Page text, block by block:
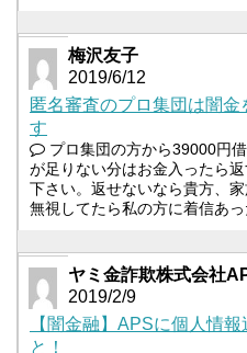
梅沢友子
2019/6/12
匿名審査のプロ集団は闇
す
プロ集団の方から39000円
が足りない分はお金入ったら
下さい。返せないなら貴方、
無視してたら私の方に着信あ
ヤミ金詐欺株式会社
2019/2/9
【闇金融】APSに個人情
と！